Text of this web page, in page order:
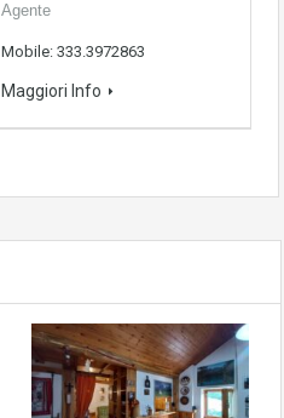
Agente
Mobile: 333.3972863
Maggiori Info